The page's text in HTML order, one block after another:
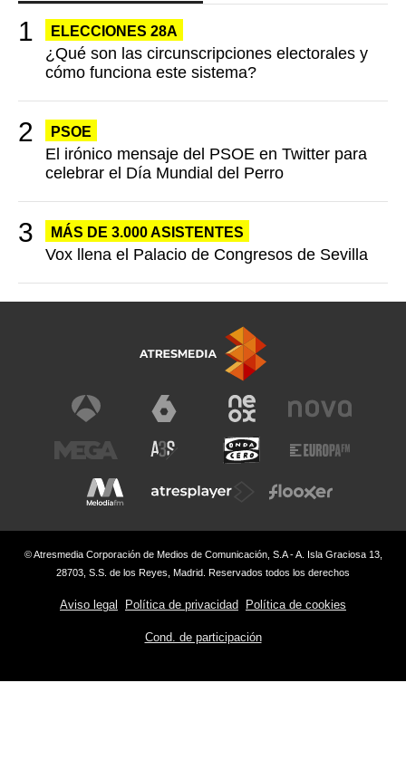
ELECCIONES 28A
¿Qué son las circunscripciones electorales y
cómo funciona este sistema?
PSOE
El irónico mensaje del PSOE en Twitter para
celebrar el Día Mundial del Perro
MÁS DE 3.000 ASISTENTES
Vox llena el Palacio de Congresos de Sevilla
© Atresmedia Corporación de Medios de Comunicación, S.A - A. Isla Graciosa 13,
28703, S.S. de los Reyes, Madrid. Reservados todos los derechos
Aviso legal Política de privacidad Política de cookies
Cond. de participación